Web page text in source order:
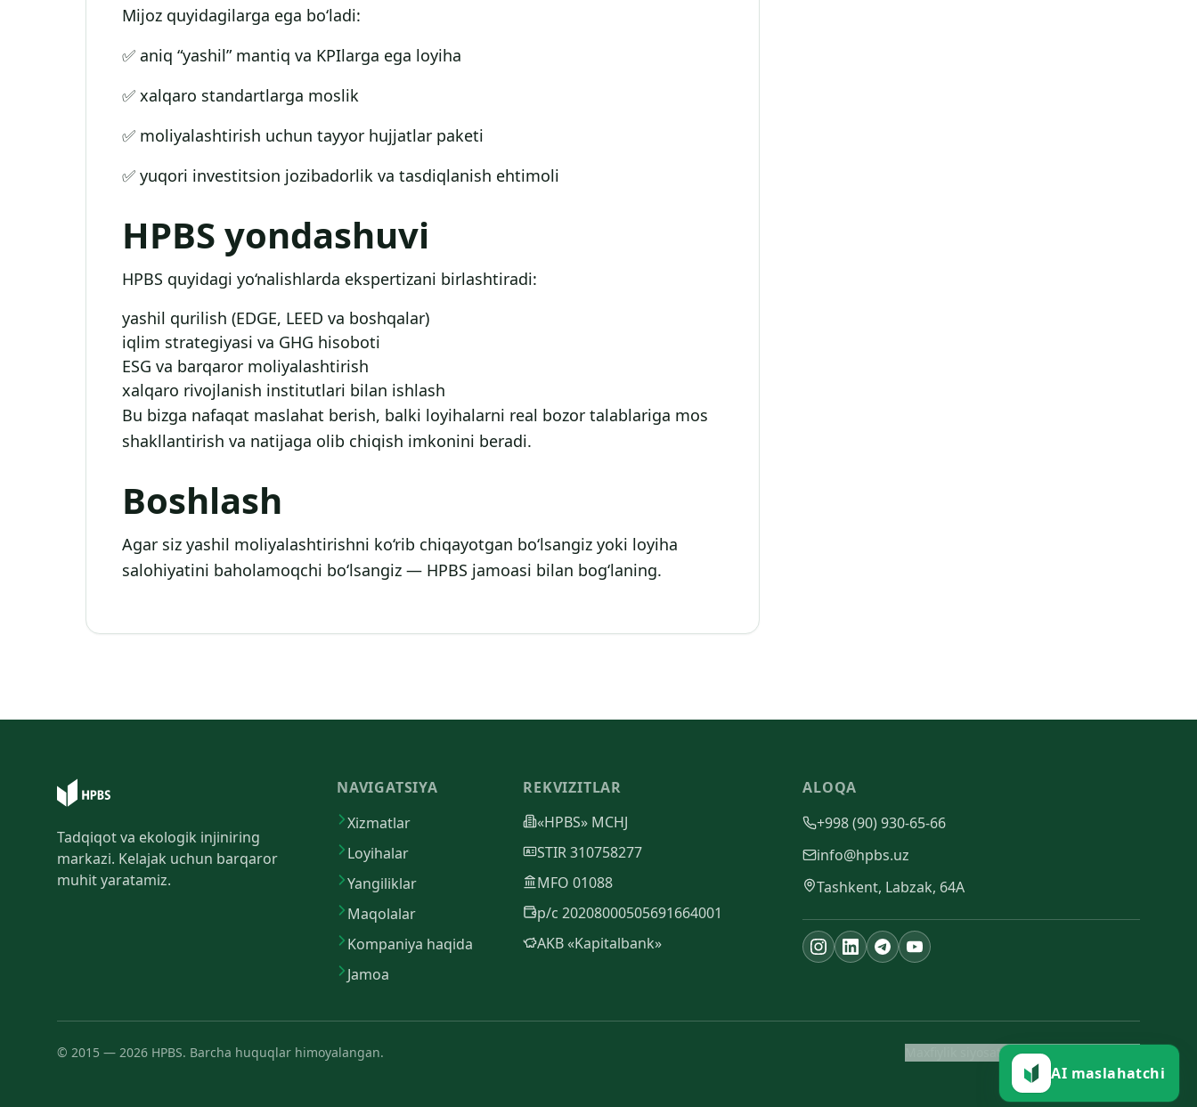
Mijoz quyidagilarga ega bo‘ladi:
✅ aniq “yashil” mantiq va KPIlarga ega loyiha
✅ xalqaro standartlarga moslik
✅ moliyalashtirish uchun tayyor hujjatlar paketi
✅ yuqori investitsion jozibadorlik va tasdiqlanish ehtimoli
HPBS yondashuvi
HPBS quyidagi yo‘nalishlarda ekspertizani birlashtiradi:
yashil qurilish (EDGE, LEED va boshqalar)
iqlim strategiyasi va GHG hisoboti
ESG va barqaror moliyalashtirish
xalqaro rivojlanish institutlari bilan ishlash
Bu bizga nafaqat maslahat berish, balki loyihalarni real bozor talablariga mos
shakllantirish va natijaga olib chiqish imkonini beradi.
Boshlash
Agar siz yashil moliyalashtirishni ko‘rib chiqayotgan bo‘lsangiz yoki loyiha
salohiyatini baholamoqchi bo‘lsangiz — HPBS jamoasi bilan bog‘laning.
Tadqiqot va ekologik injiniring
markazi. Kelajak uchun barqaror
muhit yaratamiz.
NAVIGATSIYA
Xizmatlar
Loyihalar
Yangiliklar
Maqolalar
Kompaniya haqida
Jamoa
REKVIZITLAR
«HPBS» MCHJ
STIR 310758277
MFO 01088
р/с 20208000505691664001
AKB «Kapitalbank»
ALOQA
+998 (90) 930-65-66
info@hpbs.uz
Tashkent, Labzak, 64A
© 2015 — 2026 HPBS. Barcha huquqlar himoyalangan. Maxfiylik siyosatiAntikorrupsiya siyosati
AI maslahatchi